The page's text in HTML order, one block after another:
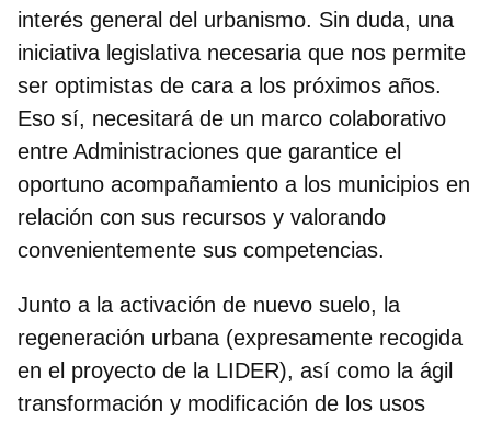
interés general del urbanismo. Sin duda, una
iniciativa legislativa necesaria que nos permite
ser optimistas de cara a los próximos años.
Eso sí, necesitará de un marco colaborativo
entre Administraciones que garantice el
oportuno acompañamiento a los municipios en
relación con sus recursos y valorando
convenientemente sus competencias.
Junto a la activación de nuevo suelo, la
regeneración urbana (expresamente recogida
en el proyecto de la LIDER), así como la ágil
transformación y modificación de los usos